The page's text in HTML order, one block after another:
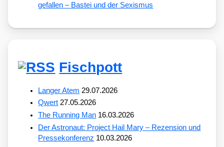
gefallen – Bastei und der Sexismus
Fischpott
Langer Atem 29.07.2026
Qwert 27.05.2026
The Running Man 16.03.2026
Der Astronaut: Project Hail Mary – Rezension und
Pressekonferenz 10.03.2026